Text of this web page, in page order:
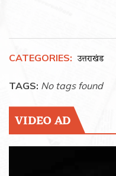
CATEGORIES: उत्तराखंड
TAGS: No tags found
VIDEO AD